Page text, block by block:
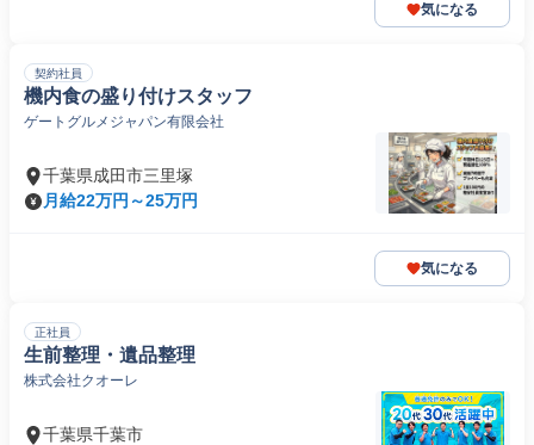
気になる
契約社員
機内食の盛り付けスタッフ
ゲートグルメジャパン有限会社
千葉県成田市三里塚
月給22万円～25万円
気になる
正社員
生前整理・遺品整理
株式会社クオーレ
千葉県千葉市